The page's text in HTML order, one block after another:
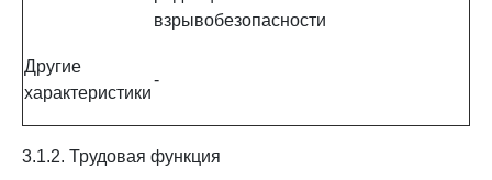
взрывобезопасности
Другие
характеристики
-
3.1.2. Трудовая функция